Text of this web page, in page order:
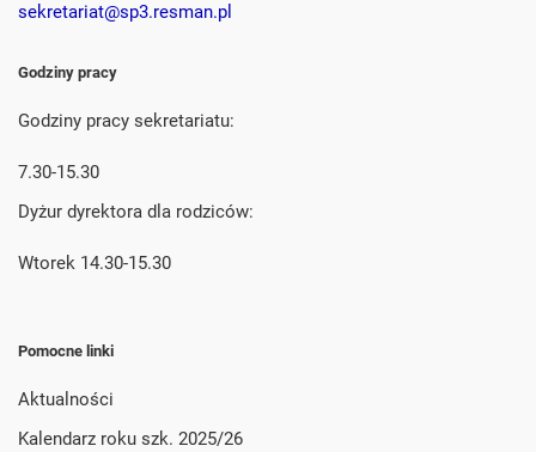
sekretariat@sp3.resman.pl
Godziny pracy
Godziny pracy sekretariatu:
7.30-15.30
Dyżur dyrektora dla rodziców:
Wtorek 14.30-15.30
Pomocne linki
Aktualności
Kalendarz roku szk. 2025/26